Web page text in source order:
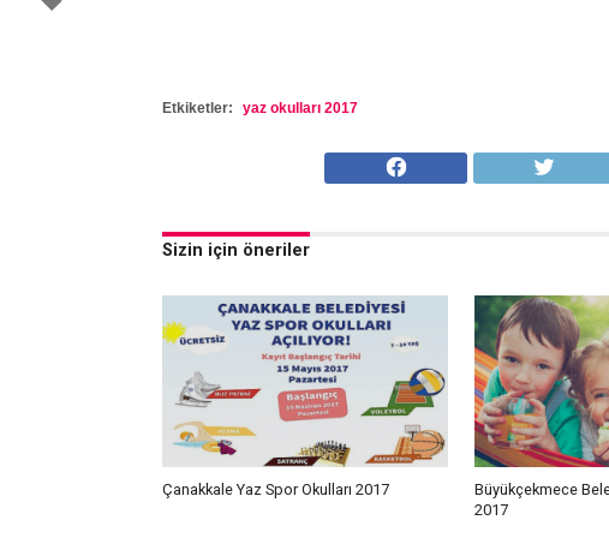
Etkiketler: yaz okulları 2017
Sizin için öneriler
Çanakkale Yaz Spor Okulları 2017
Büyükçekmece
2017